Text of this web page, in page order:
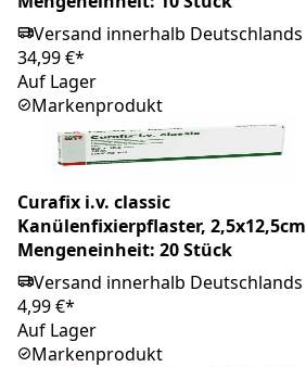
Versand innerhalb Deutschlands
34,99 €*
Auf Lager
Markenprodukt
Curafix i.v. classic
Kanülenfixierpflaster, 2,5x12,5cm
Mengeneinheit: 20 Stück
Versand innerhalb Deutschlands
4,99 €*
Auf Lager
Markenprodukt